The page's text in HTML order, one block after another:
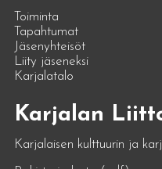
Toiminta
Tapahtumat
Jäsenyhteisöt
Liity jäseneksi
Karjalatalo
Karjalan
Karjalaisen kulttuurin ja